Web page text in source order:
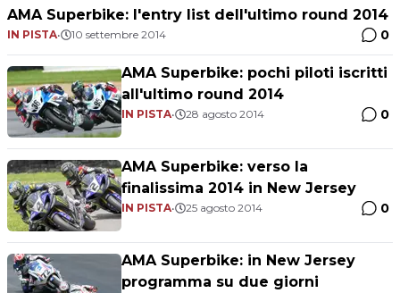
AMA Superbike: l'entry list dell'ultimo round 2014
IN PISTA• 10 settembre 2014 0
AMA Superbike: pochi piloti iscritti
all'ultimo round 2014
IN PISTA• 28 agosto 2014 0
AMA Superbike: verso la
finalissima 2014 in New Jersey
IN PISTA• 25 agosto 2014 0
AMA Superbike: in New Jersey
programma su due giorni